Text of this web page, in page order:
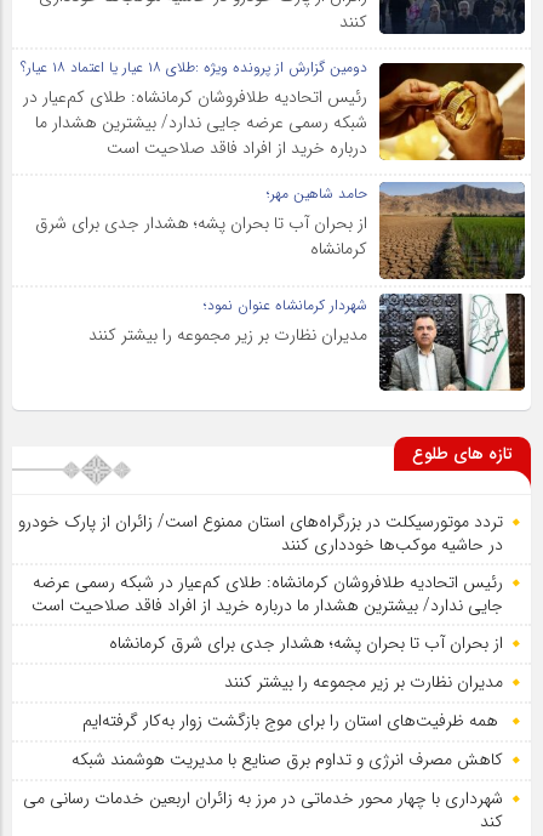
کنند
دومین گزارش از پرونده ویژه :طلای ۱۸ عیار یا اعتماد ۱۸ عیار؟
رئیس اتحادیه طلافروشان کرمانشاه: طلای کم‌عیار در
شبکه رسمی عرضه جایی ندارد/ بیشترین هشدار ما
درباره خرید از افراد فاقد صلاحیت است
حامد شاهین مهر؛
از بحران آب تا بحران پشه؛ هشدار جدی برای شرق
کرمانشاه
شهردار کرمانشاه عنوان نمود؛
مدیران نظارت بر زیر مجموعه را بیشتر کنند
تازه های طلوع
تردد موتورسیکلت در بزرگراه‌های استان ممنوع است/ زائران از پارک خودرو
در حاشیه موکب‌ها خودداری کنند
رئیس اتحادیه طلافروشان کرمانشاه: طلای کم‌عیار در شبکه رسمی عرضه
جایی ندارد/ بیشترین هشدار ما درباره خرید از افراد فاقد صلاحیت است
از بحران آب تا بحران پشه؛ هشدار جدی برای شرق کرمانشاه
مدیران نظارت بر زیر مجموعه را بیشتر کنند
همه ظرفیت‌های استان را برای موج بازگشت زوار به‌کار گرفته‌ایم
کاهش مصرف انرژی و تداوم برق صنایع با مدیریت هوشمند شبکه
شهرداری با چهار محور خدماتی در مرز به زائران اربعین خدمات رسانی می
کند